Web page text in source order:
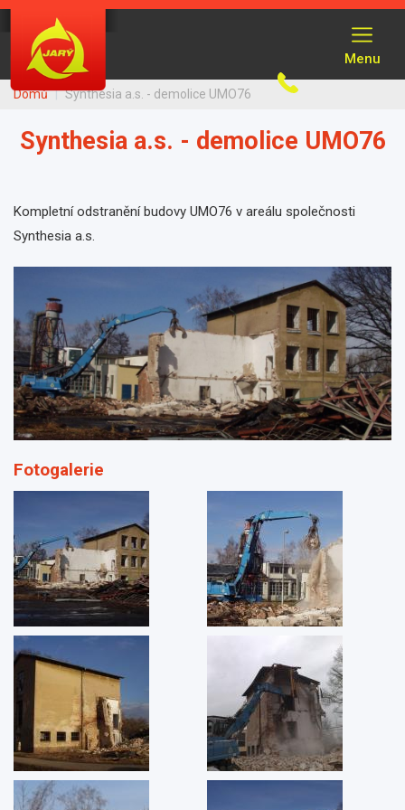
Přejít
hlavnímu
obsahu
Menu
Domů Synthesia a.s. - demolice UMO76
Synthesia a.s. - demolice UMO76
Kompletní odstranění budovy UMO76 v areálu společnosti
Synthesia a.s.
Fotogalerie